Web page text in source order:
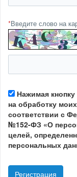
*Введите слово на
Нажимая
на обработку
соответствии с
№152-ФЗ «О
целей,
персональных